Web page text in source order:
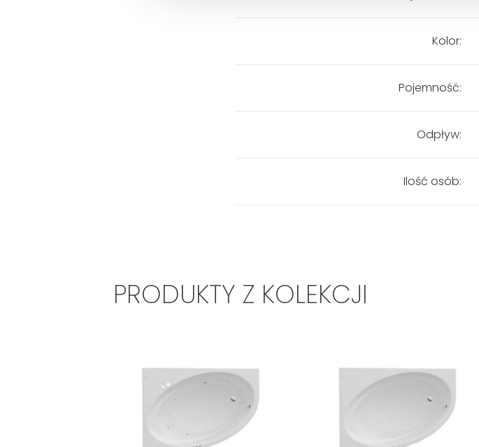
Kolor:
Pojemność:
Odpływ:
Ilość osób:
PRODUKTY Z KOLEKCJI